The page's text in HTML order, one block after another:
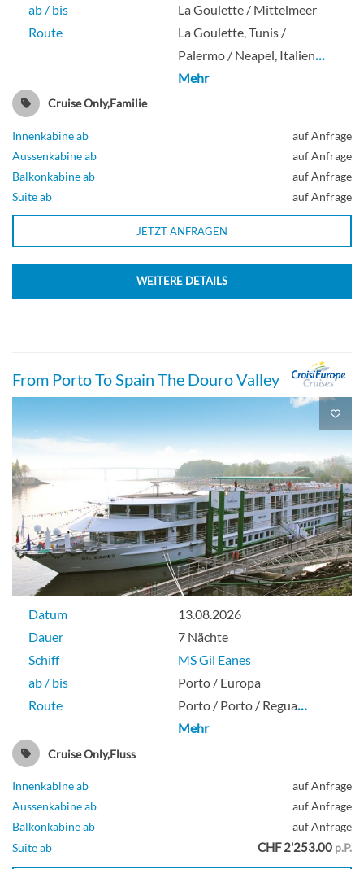
ab / bis
La Goulette / Mittelmeer
Route
La Goulette, Tunis /
Palermo / Neapel, Italien…
Mehr
Cruise Only,Familie
Innenkabine ab
auf Anfrage
Aussenkabine ab
auf Anfrage
Balkonkabine ab
auf Anfrage
Suite ab
auf Anfrage
JETZT ANFRAGEN
WEITERE DETAILS
From Porto To Spain The Douro Valley
Datum
13.08.2026
Dauer
7 Nächte
Schiff
MS Gil Eanes
ab / bis
Porto / Europa
Route
Porto / Porto / Regua…
Mehr
Cruise Only,Fluss
Innenkabine ab
auf Anfrage
Aussenkabine ab
auf Anfrage
Balkonkabine ab
auf Anfrage
Suite ab
CHF 2'253.00 p.P.